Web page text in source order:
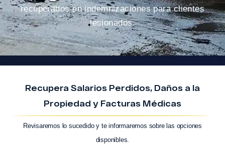
recuperados en indemnizaciones para clientes
lesionados.
Recupera Salarios Perdidos, Daños a la
Propiedad y Facturas Médicas
Revisaremos lo sucedido y te informaremos sobre las opciones
disponibles.